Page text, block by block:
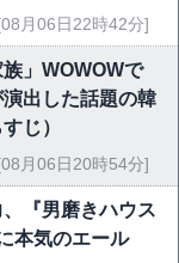
月06日22時42分]
族」WOWOWで
出した話題の韓
じ）
月06日20時54分]
『男磨きハウス
本気のエール